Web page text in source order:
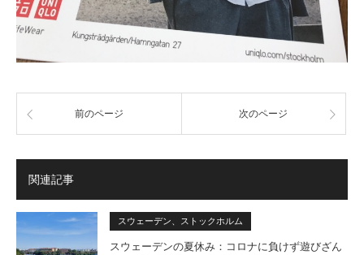
前のページ 次のページ
関連記事
スウェーデン、ストックホルム
スウェーデンの夏休み：コロナに負けず遊びざん